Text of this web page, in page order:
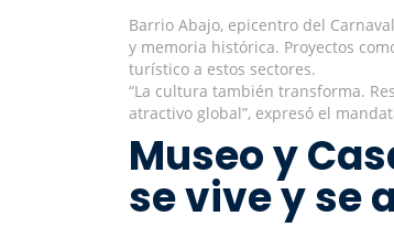
Barrio Abajo, epicentro del
y memoria histórica. Proyectos
turístico a estos sectores.
“La cultura también transforma.
atractivo global”, expresó el
Museo y
se vive y se